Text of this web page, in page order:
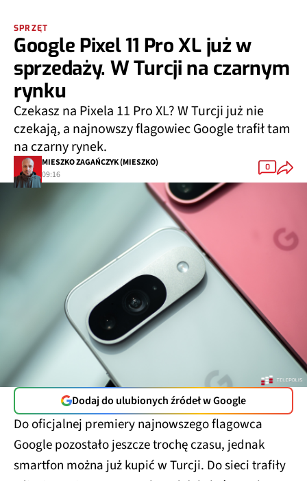
SPRZĘT
Google Pixel 11 Pro XL już w
sprzedaży. W Turcji na czarnym
rynku
Czekasz na Pixela 11 Pro XL? W Turcji już nie
czekają, a najnowszy flagowiec Google trafił tam
na czarny rynek.
MIESZKO ZAGAŃCZYK (MIESZKO)
09:16
0
Dodaj do ulubionych źródeł w Google
Do oficjalnej premiery najnowszego flagowca
Google pozostało jeszcze trochę czasu, jednak
smartfon można już kupić w Turcji. Do sieci trafiły